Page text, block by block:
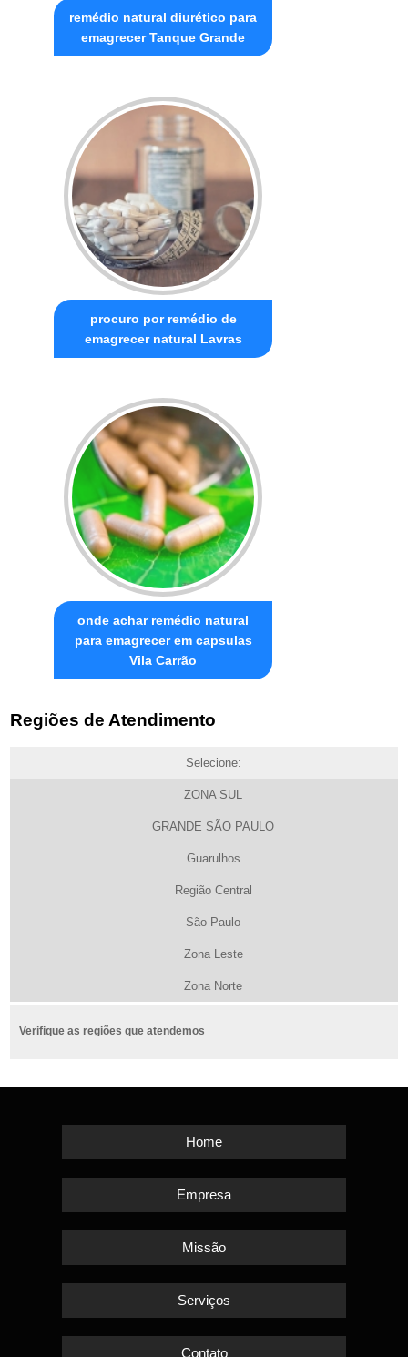
remédio natural diurético para
emagrecer Tanque Grande
procuro por remédio de
emagrecer natural Lavras
onde achar remédio natural
para emagrecer em capsulas
Vila Carrão
Regiões de Atendimento
Selecione:
ZONA SUL
GRANDE SÃO PAULO
Guarulhos
Região Central
São Paulo
Zona Leste
Zona Norte
Verifique as regiões que atendemos
Home
Empresa
Missão
Serviços
Contato